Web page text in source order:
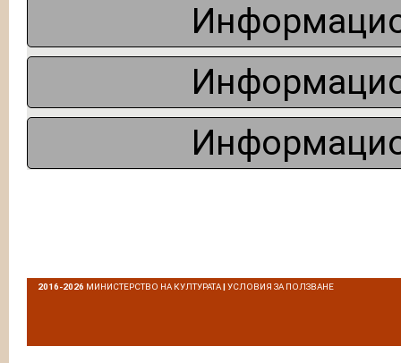
2016-2026 МИНИСТЕРСТВО НА КУЛТУРАТА|УСЛОВИЯ ЗА ПОЛЗВАНЕ